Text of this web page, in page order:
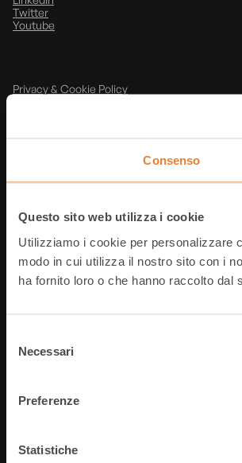
Consenso
Questo sito web utilizza i cookie
Utilizziamo i cookie per personalizzare
modo in cui utilizza il nostro sito con i
ha fornito loro o che hanno raccolto dal
delNecessari
Preferenze
Statistiche
Twitter
Youtube
Privacy & Cookie Policy